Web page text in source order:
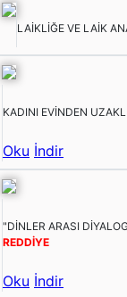
LAİKLİĞE VE LAİK
KADINI EVİNDEN
Oku İndir
"DİNLER ARASI
REDDİYE
Oku İndir